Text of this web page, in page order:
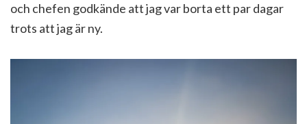
och chefen godkände att jag var borta ett par dagar
trots att jag är ny.